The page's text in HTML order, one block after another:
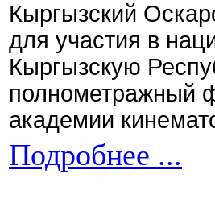
Кыргызский
для участия в
Кыргызскую
полнометражный
академии
Подробнее ...